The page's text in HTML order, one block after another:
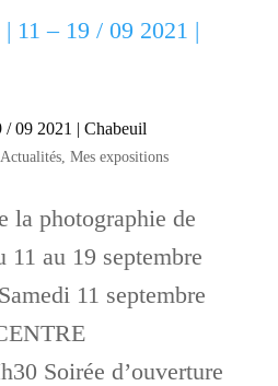
/ 09 2021 | Chabeuil
Actualités, Mes expositions
la photographie de
au 19 septembre
11 septembre
Soirée d’ouverture